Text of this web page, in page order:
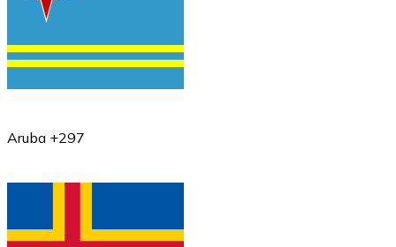
Aruba +297